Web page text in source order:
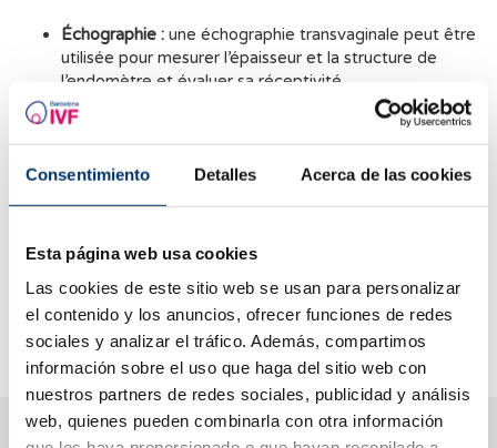
Consentimiento Detalles Acerca de las cookies
Esta página web usa cookies
Las cookies de este sitio web se usan para personalizar
el contenido y los anuncios, ofrecer funciones de redes
sociales y analizar el tráfico. Además, compartimos
información sobre el uso que haga del sitio web con
nuestros partners de redes sociales, publicidad y análisis
web, quienes pueden combinarla con otra información
Échographie : une échographie transvaginale peut être
utilisée pour mesurer l’épaisseur et la structure de
l’endomètre et évaluer sa réceptivité.
Analyses de sang :
des analyses de sang peuvent être
effectuées pour mesurer les niveaux de progestérone
et d’œstrogène, qui sont indicatifs de la réceptivité de
Il est important de noter que même si ces tests peuvent
être utiles, ils ne garantissent pas le succès d’une grossesse,
car la réceptivité endométriale n’est qu’un des nombreux
facteurs qui influencent l’implantation et le développement
de la grossesse.
Nous vous aidons à trouver les réponses à vos